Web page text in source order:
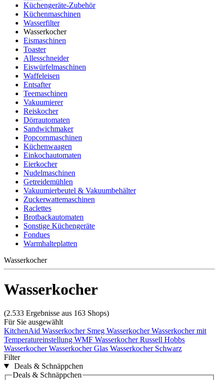
Küchengeräte-Zubehör
Küchenmaschinen
Wasserfilter
Wasserkocher
Eismaschinen
Toaster
Allesschneider
Eiswürfelmaschinen
Waffeleisen
Entsafter
Teemaschinen
Vakuumierer
Reiskocher
Dörrautomaten
Sandwichmaker
Popcornmaschinen
Küchenwaagen
Einkochautomaten
Eierkocher
Nudelmaschinen
Getreidemühlen
Vakuumierbeutel & Vakuumbehälter
Zuckerwattemaschinen
Raclettes
Brotbackautomaten
Sonstige Küchengeräte
Fondues
Warmhalteplatten
Wasserkocher
Wasserkocher
(2.533 Ergebnisse aus 163 Shops)
Für Sie ausgewählt
KitchenAid Wasserkocher Smeg WasserkocherWasserkocher mit
Temperatureinstellung WMF WasserkocherRussell Hobbs
WasserkocherWasserkocher Glas Wasserkocher Schwarz
Filter
Deals & Schnäppchen
Deals & Schnäppchen